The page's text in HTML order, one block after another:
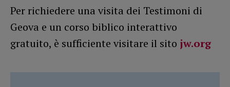
Per richiedere una visita dei Testimoni di
Geova e un corso biblico interattivo
gratuito, è sufficiente visitare il sito jw.org